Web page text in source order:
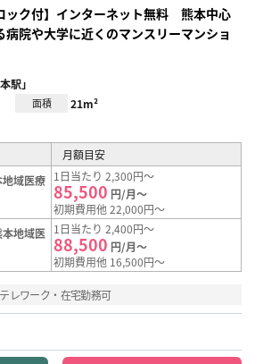
ック付】インターネット無料 熊本中心
院や大学に近くのマンスリーマンショ
駅」
面積 21m²
月額目安
域医療 1日当たり 2,300円～
85,500 円/月～
初期費用他 22,000円～
地域医 1日当たり 2,400円～
88,500 円/月～
初期費用他 16,500円～
テレワーク・在宅勤務可